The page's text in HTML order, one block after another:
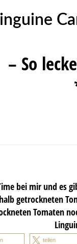
– So
bei mir und es
getrockneten
Tomaten
teilen